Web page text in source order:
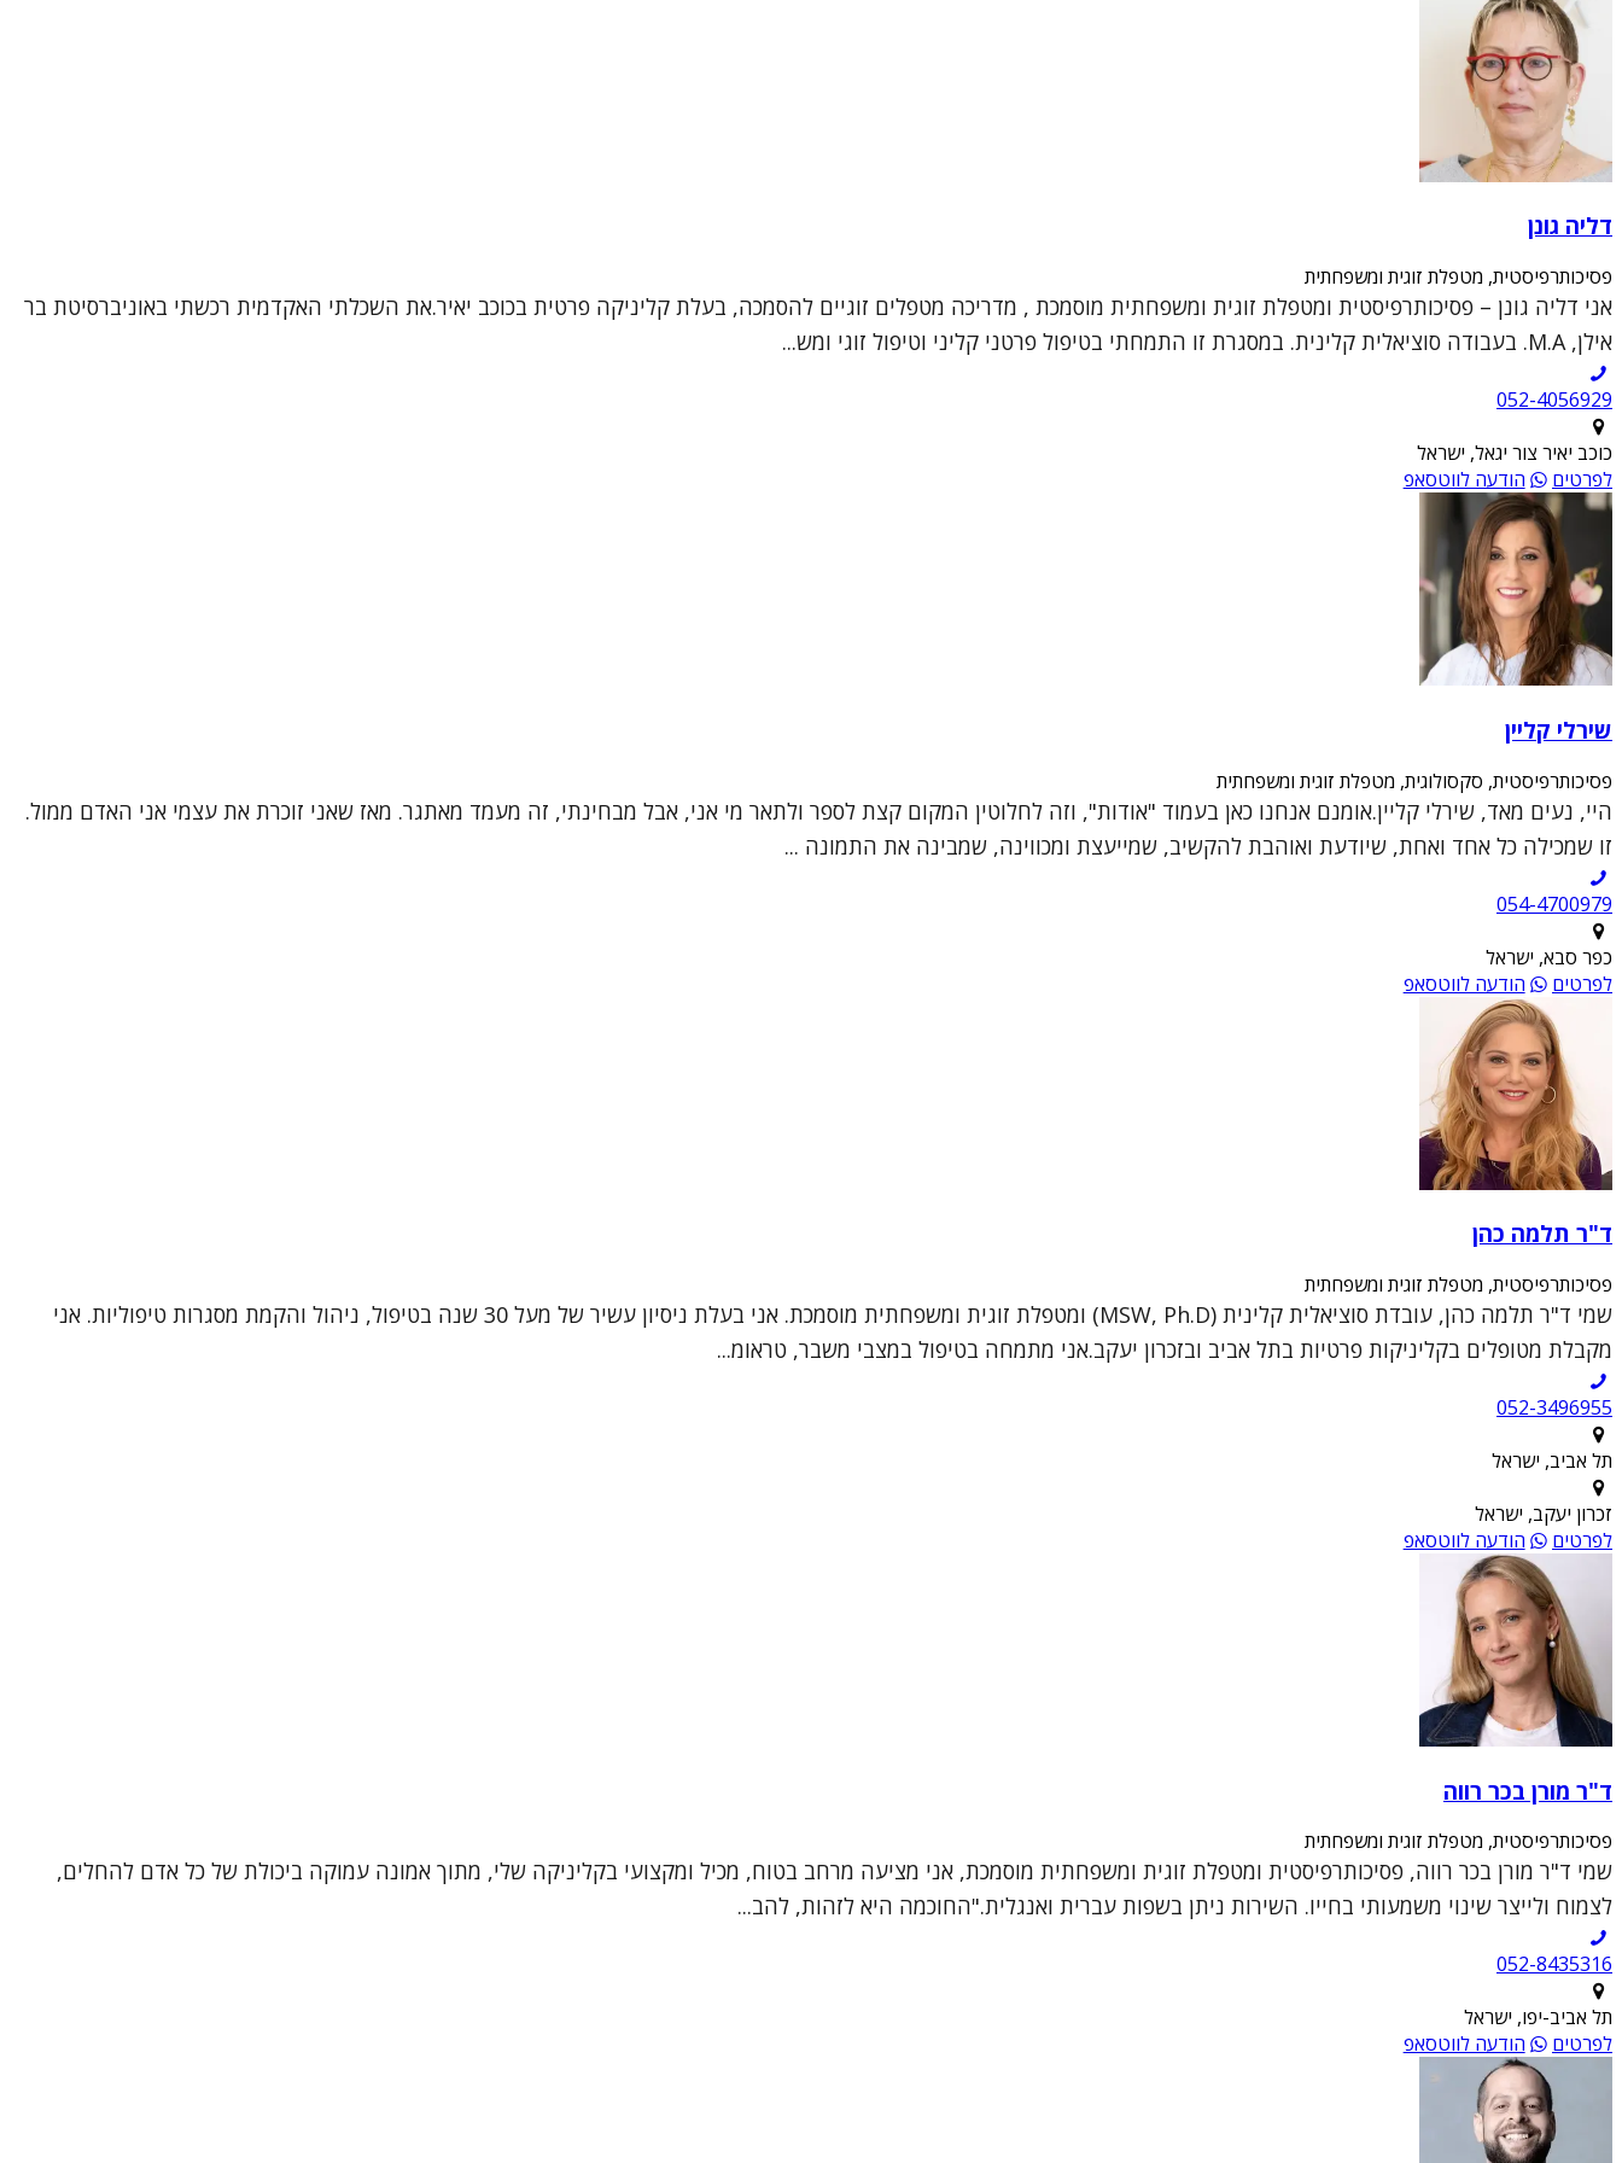
דליה גונן
פסיכותרפיסטית, מטפלת זוגית ומשפחתית
אני דליה גונן – פסיכותרפיסטית ומטפלת זוגית ומשפחתית מוסמכת , מדריכה מטפלים זוגיים להסמכה, בעלת קליניקה פרטית בכוכב יאיר.את השכלתי האקדמית רכשתי באוניברסיטת בר
אילן, M.A. בעבודה סוציאלית קלינית. במסגרת זו התמחתי בטיפול פרטני קליני וטיפול זוגי ומש...
052-4056929
כוכב יאיר צור יגאל, ישראל
לפרטים
הודעה לווטסאפ
שירלי קליין
פסיכותרפיסטית, סקסולוגית, מטפלת זוגית ומשפחתית
היי, נעים מאד, שירלי קליין.אומנם אנחנו כאן בעמוד "אודות", וזה לחלוטין המקום קצת לספר ולתאר מי אני, אבל מבחינתי, זה מעמד מאתגר. מאז שאני זוכרת את עצמי אני האדם ממול.
זו שמכילה כל אחד ואחת, שיודעת ואוהבת להקשיב, שמייעצת ומכווינה, שמבינה את התמונה ...
054-4700979
כפר סבא, ישראל
לפרטים
הודעה לווטסאפ
ד"ר תלמה כהן
פסיכותרפיסטית, מטפלת זוגית ומשפחתית
שמי ד"ר תלמה כהן, עובדת סוציאלית קלינית (MSW, Ph.D) ומטפלת זוגית ומשפחתית מוסמכת. אני בעלת ניסיון עשיר של מעל 30 שנה בטיפול, ניהול והקמת מסגרות טיפוליות. אני
מקבלת מטופלים בקליניקות פרטיות בתל אביב ובזכרון יעקב.אני מתמחה בטיפול במצבי משבר, טראומ...
052-3496955
תל אביב, ישראל
זכרון יעקב, ישראל
לפרטים
הודעה לווטסאפ
ד"ר מורן בכר רווה
פסיכותרפיסטית, מטפלת זוגית ומשפחתית
שמי ד"ר מורן בכר רווה, פסיכותרפיסטית ומטפלת זוגית ומשפחתית מוסמכת, אני מציעה מרחב בטוח, מכיל ומקצועי בקליניקה שלי, מתוך אמונה עמוקה ביכולת של כל אדם להחלים,
לצמוח ולייצר שינוי משמעותי בחייו. השירות ניתן בשפות עברית ואנגלית."החוכמה היא לזהות, להב...
052-8435316
תל אביב-יפו, ישראל
לפרטים
הודעה לווטסאפ